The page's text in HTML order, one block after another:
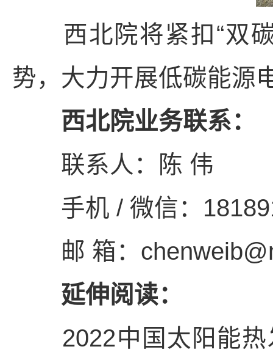
西北院将紧扣“双碳
势，大力开展低碳能源
西北院业务联系：
联系人：陈 伟
手机 / 微信：
邮 箱：
延伸阅读：
2022中国太阳能热